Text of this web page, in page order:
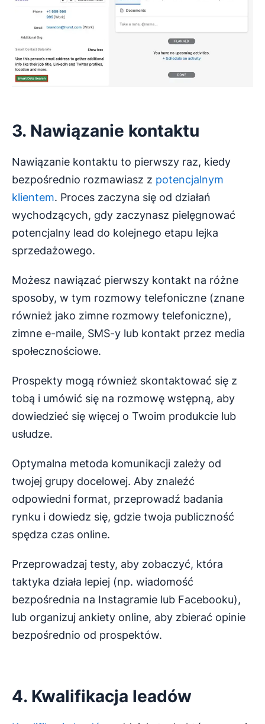
3. Nawiązanie kontaktu
Nawiązanie kontaktu to pierwszy raz, kiedy
bezpośrednio rozmawiasz z potencjalnym
klientem. Proces zaczyna się od działań
wychodzących, gdy zaczynasz pielęgnować
potencjalny lead do kolejnego etapu lejka
sprzedażowego.
Możesz nawiązać pierwszy kontakt na różne
sposoby, w tym rozmowy telefoniczne (znane
również jako zimne rozmowy telefoniczne),
zimne e-maile, SMS-y lub kontakt przez media
społecznościowe.
Prospekty mogą również skontaktować się z
tobą i umówić się na rozmowę wstępną, aby
dowiedzieć się więcej o Twoim produkcie lub
usłudze.
Optymalna metoda komunikacji zależy od
twojej grupy docelowej. Aby znaleźć
odpowiedni format, przeprowadź badania
rynku i dowiedz się, gdzie twoja publiczność
spędza czas online.
Przeprowadzaj testy, aby zobaczyć, która
taktyka działa lepiej (np. wiadomość
bezpośrednia na Instagramie lub Facebooku),
lub organizuj ankiety online, aby zbierać opinie
bezpośrednio od prospektów.
4. Kwalifikacja leadów